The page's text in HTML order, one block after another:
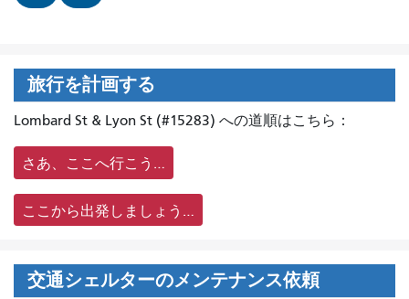
旅行を計画する
Lombard St & Lyon St (#15283) への道順はこちら：
さあ、ここへ行こう…
ここから出発しましょう…
交通シェルターのメンテナンス依頼